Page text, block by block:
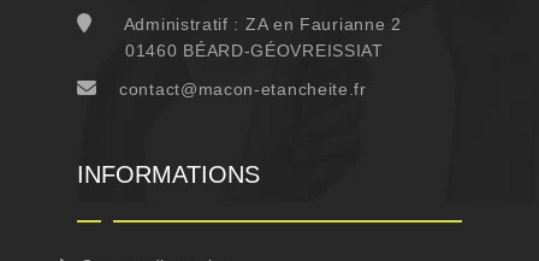
Administratif : ZA en Faurianne 2
01460 BÉARD-GÉOVREISSIAT
contact@macon-etancheite.fr
INFORMATIONS